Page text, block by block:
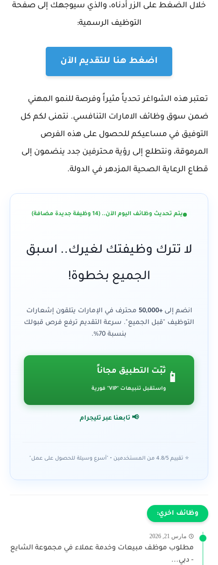
خلال الضغط على الزر أدناه، والذي سيوجهك إلى صفحة
التوظيف الرسمية:
اضغط هنا للتقديم الآن
تعتبر هذه الشواغر تحدياً مثيراً وفرصة للنمو المهني
ضمن سوق وظائف الامارات التنافسي. نتمنى لكم كل
التوفيق في مساعيكم للحصول على هذه الفرص
المرموقة، ونتطلع إلى رؤية محترفين جدد ينضمون إلى
قطاع الرعاية الصحية المزدهر في الدولة.
يتم تحديث وظائف اليوم الآن.. (14 وظيفة جديدة مضافة)
لا تترك وظيفتك لغيرك.. اسبق
الجميع بخطوة!
انضم إلى+50,000
محترف في الإمارات يتلقون إشعارات
التوظيف "قبل الجميع". سرعة التقديم ترفع فرص قبولك
بنسبة 70%.
📱
ثبّت التطبيق مجاناً
واستقبل تنبيهات "VIP" فورية
📢 تابعنا عبر تليجرام
⭐ تقييم 4.8/5 من المستخدمين • "أسرع وسيلة للحصول على عمل"
وظائف اخري:
مارس 21, 2026
مطلوب موظف مبيعات وخدمة عملاء في مجموعة الشايع
- دبي...